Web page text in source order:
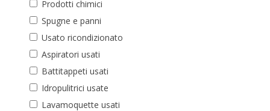
Prodotti chimici
Spugne e panni
Usato ricondizionato
Aspiratori usati
Battitappeti usati
Idropulitrici usate
Lavamoquette usati